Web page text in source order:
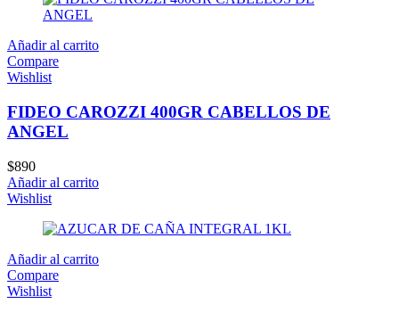
Añadir al carrito
Compare
Wishlist
FIDEO CAROZZI 400GR CABELLOS DE
ANGEL
$890
Añadir al carrito
Wishlist
Añadir al carrito
Compare
Wishlist